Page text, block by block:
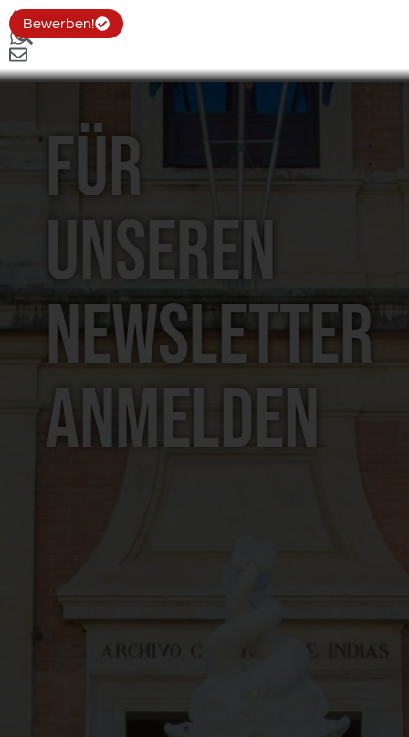
Bewerben!
Für
unseren
Newsletter
anmelden